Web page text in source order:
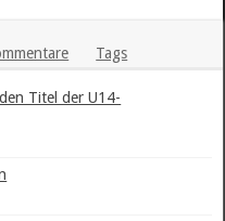
Tags
Titel der U14-